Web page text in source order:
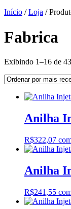
Início /Loja /
Fabrica
Exibindo 1–16 de
Anilha
R$322,07
Anilha
R$241,55